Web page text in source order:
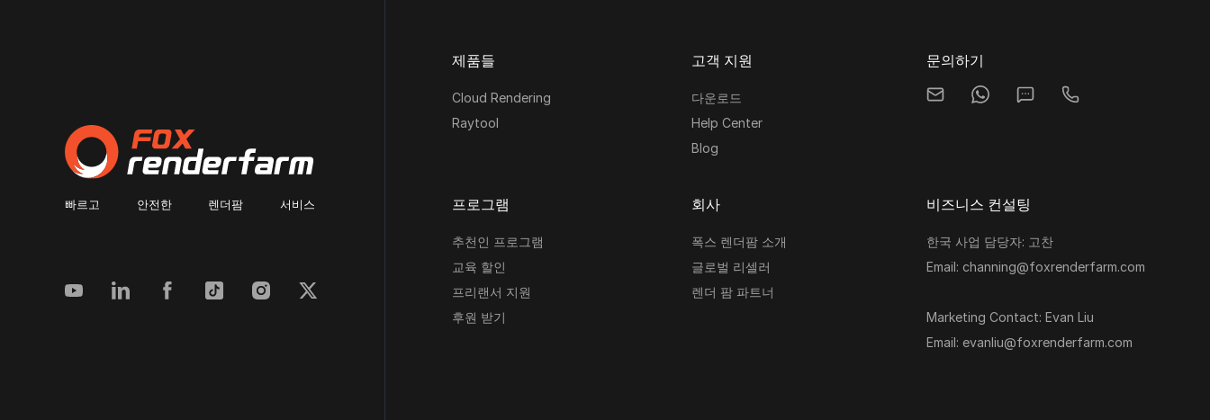
빠르고 안전한 렌더팜 서비스
제품들
Cloud Rendering
Raytool
고객 지원
다운로드
Help Center
Blog
문의하기
프로그램
추천인 프로그램
교육 할인
프리랜서 지원
후원 받기
회사
폭스 렌더팜 소개
글로벌 리셀러
렌더 팜 파트너
비즈니스 컨설팅
한국 사업 담당자: 고찬
Email: channing@foxrenderfarm.com
Marketing Contact: Evan Liu
Email: evanliu@foxrenderfarm.com